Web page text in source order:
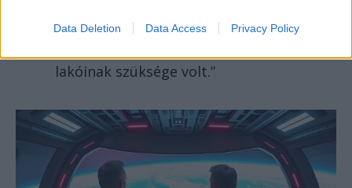
Data Deletion Data Access Privacy Policy
irdatlan ipari monstrum lényegében
lakóinak szüksége volt.”